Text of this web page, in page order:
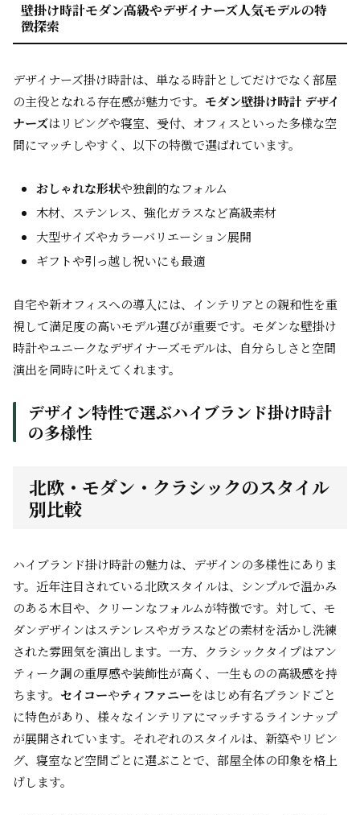
壁掛け時計モダン高級やデザイナーズ人気モデルの特
徴探索
デザイナーズ掛け時計は、単なる時計としてだけでなく部屋
の主役となれる存在感が魅力です。 モダン壁掛け時計 デザイ
ナーズはリビングや寝室、受付、オフィスといった多様な空
間にマッチしやすく、以下の特徴で選ばれています。
おしゃれな形状や独創的なフォルム
木材、ステンレス、強化ガラスなど高級素材
大型サイズやカラーバリエーション展開
ギフトや引っ越し祝いにも最適
自宅や新オフィスへの導入には、 インテリア との親和性を重
視して満足度の高いモデル選びが重要です。モダンな壁掛け
時計やユニークなデザイナーズモデルは、自分らしさと空間
演出を同時に叶えてくれます。
デザイン特性で選ぶハイブランド掛け時計
の多様性
北欧・モダン・クラシックのスタイル
別比較
ハイブランド掛け時計の魅力は、デザインの多様性にありま
す。近年注目されている北欧スタイルは、シンプルで温かみ
のある木目や、クリーンなフォルムが特徴です。対して、モ
ダンデザインはステンレスやガラスなどの素材を活かし洗練
された雰囲気を演出します。一方、クラシックタイプはアン
ティーク調の重厚感や装飾性が高く、一生ものの高級感を持
ちます。 セイコーやティファニーをはじめ有名ブランドごと
に特色があり、様々なインテリアにマッチするラインナップ
が展開されています。それぞれのスタイルは、新築やリビン
グ、寝室など空間ごとに選ぶことで、部屋全体の印象を格上
げします。